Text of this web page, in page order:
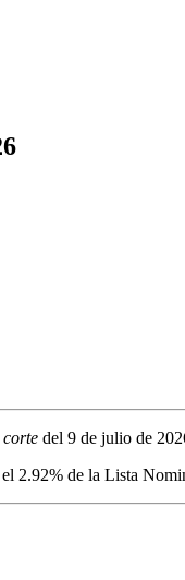
corte del 9 de julio de
2.92% de la Lista